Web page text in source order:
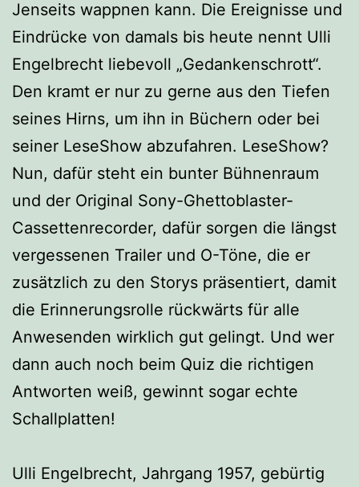
Jenseits wappnen kann. Die Ereignisse und
Eindrücke von damals bis heute nennt Ulli
Engelbrecht liebevoll „Gedankenschrott“.
Den kramt er nur zu gerne aus den Tiefen
seines Hirns, um ihn in Büchern oder bei
seiner LeseShow abzufahren. LeseShow?
Nun, dafür steht ein bunter Bühnenraum
und der Original Sony-Ghettoblaster-
Cassettenrecorder, dafür sorgen die längst
vergessenen Trailer und O-Töne, die er
zusätzlich zu den Storys präsentiert, damit
die Erinnerungsrolle rückwärts für alle
Anwesenden wirklich gut gelingt. Und wer
dann auch noch beim Quiz die richtigen
Antworten weiß, gewinnt sogar echte
Schallplatten!
Ulli Engelbrecht, Jahrgang 1957, gebürtig